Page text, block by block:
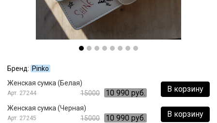
Бренд: Pinko
В корзину
Женская сумка (Белая)
27244 15000 10 990 руб.
В корзину
Женская сумка (Черная)
27245 15000 10 990 руб.